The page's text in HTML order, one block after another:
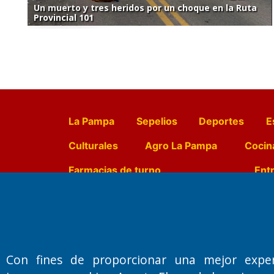
Un muerto y tres heridos por un choque en la Ruta
Provincial 101
La Pampa Sepelios Deportes
Culturales
Agro La Pampa
Farmacias de turno
Primera edición: Domingo 3 de
Miembro de ADIRA,ADEPA y CPPAL
Con fines de proporcionar una mejor